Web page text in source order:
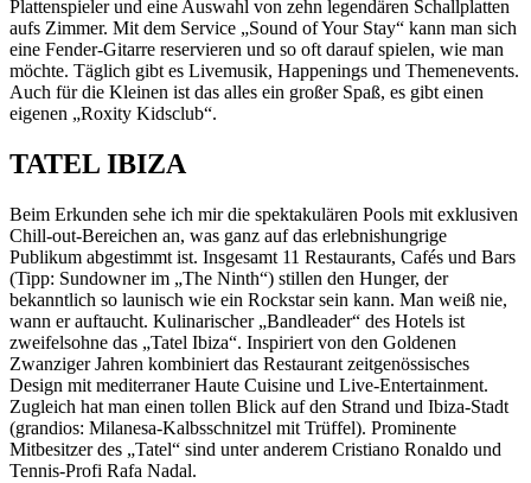
Plattenspieler und eine Auswahl von zehn legendären Schallplatten
aufs Zimmer. Mit dem Service „Sound of Your Stay“ kann man sich
eine Fender-Gitarre reservieren und so oft darauf spielen, wie man
möchte. Täglich gibt es Livemusik, Happenings und Themenevents.
Auch für die Kleinen ist das alles ein großer Spaß, es gibt einen
eigenen „Roxity Kidsclub“.
TATEL IBIZA
Beim Erkunden sehe ich mir die spektakulären Pools mit exklusiven
Chill-out-Bereichen an, was ganz auf das erlebnishungrige
Publikum abgestimmt ist. Insgesamt 11 Restaurants, Cafés und Bars
(Tipp: Sundowner im „The Ninth“) stillen den Hunger, der
bekanntlich so launisch wie ein Rockstar sein kann. Man weiß nie,
wann er auftaucht. Kulinarischer „Bandleader“ des Hotels ist
zweifelsohne das „Tatel Ibiza“. Inspiriert von den Goldenen
Zwanziger Jahren kombiniert das Restaurant zeitgenössisches
Design mit mediterraner Haute Cuisine und Live-Entertainment.
Zugleich hat man einen tollen Blick auf den Strand und Ibiza-Stadt
(grandios: Milanesa-Kalbsschnitzel mit Trüffel). Prominente
Mitbesitzer des „Tatel“ sind unter anderem Cristiano Ronaldo und
Tennis-Profi Rafa Nadal.